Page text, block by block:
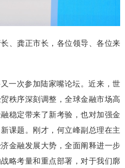
、龚正市长， 各位领导、各位来
一次参加陆家嘴论坛。近来，世
秩序深刻调整，全球金融市场高
稳定带来了新考验，也对加强金
课题。刚才，何立峰副总理在主
金融发展大势，全面阐释进一步
略考量和重点部署，对于我们廓